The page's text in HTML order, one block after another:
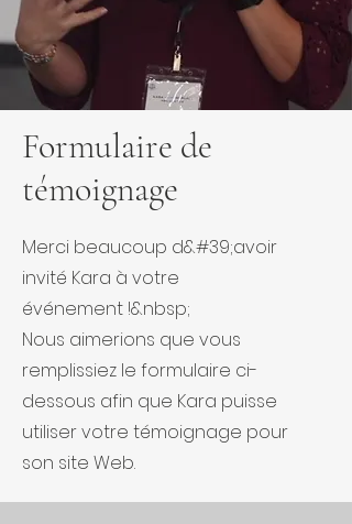
Formulaire de
témoignage
Merci beaucoup d&#39;avoir
invité Kara à votre
événement !&nbsp;
Nous aimerions que vous
remplissiez le formulaire ci-
dessous afin que Kara puisse
utiliser votre témoignage pour
son site Web.